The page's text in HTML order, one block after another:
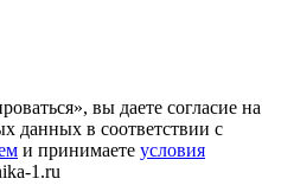
вы даете согласие на
данных в соответствии с
и принимаете условия
1.ru